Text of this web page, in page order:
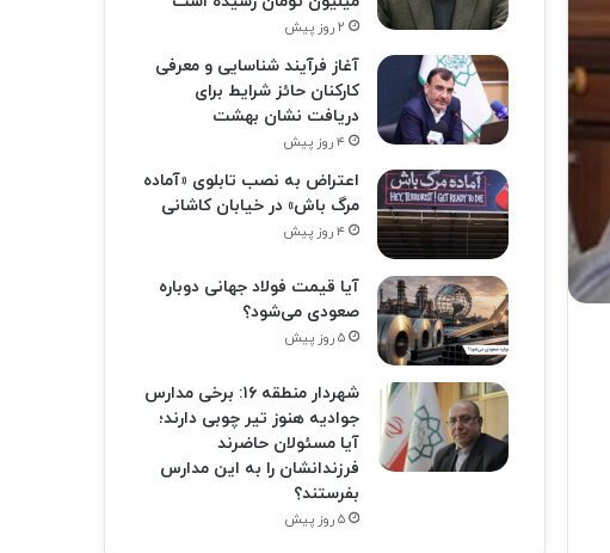
۲ روز پیش
آغاز فرآیند شناسایی و معرفی
کارکنان حائز شرایط برای
دریافت نشان بهشت
۴ روز پیش
اعتراض به نصب تابلوی «آماده
مرگ باش» در خیابان کاشانی
۴ روز پیش
آیا قیمت فولاد جهانی دوباره
صعودی می‌شود؟
۵ روز پیش
شهردار منطقه ۱۶: برخی مدارس
جوادیه هنوز تیر چوبی دارند؛
آیا مسئولان حاضرند
فرزندانشان را به این مدارس
بفرستند؟
۵ روز پیش